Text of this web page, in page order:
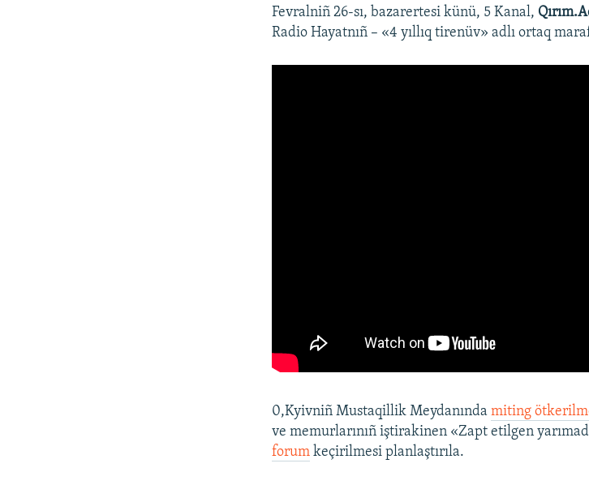
Fevralniñ 26-sı, bazarertesi künü, 5 Kanal,
Radio Hayatnıñ – «4 yıllıq tirenüv» adlı ortaq
0,Kyivniñ Mustaqillik Meydanındamiting
ve memurlarınıñ iştirakinen «Zapt etilgen
forum keçirilmesi planlaştırıla.